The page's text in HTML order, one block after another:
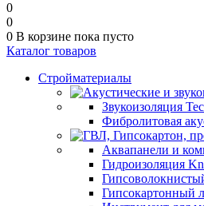
0
0
0 В корзине пока пусто
Каталог товаров
Стройматериалы
Звукоизоляция
Фибролитовая
Аквапанели и
Гидроизоляция
Гипсокартонный